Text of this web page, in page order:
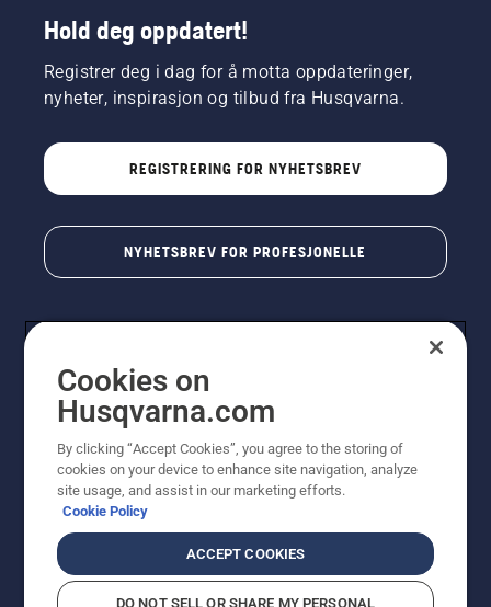
Hold deg oppdatert!
Registrer deg i dag for å motta oppdateringer,
nyheter, inspirasjon og tilbud fra Husqvarna.
REGISTRERING FOR NYHETSBREV
NYHETSBREV FOR PROFESJONELLE
© Husqvarna AB (utgiver). Med enerett. Angitte priser
er veiledende priser. Alle oppgitte priser er veiledende
tilgjengelig for direkte kjøp.
Cookies on
Husqvarna.com
By clicking “Accept Cookies”, you agree to the storing of
cookies on your device to enhance site navigation, analyze
site usage, and assist in our marketing efforts.
Cookie Policy
ACCEPT COOKIES
DO NOT SELL OR SHARE MY PERSONAL